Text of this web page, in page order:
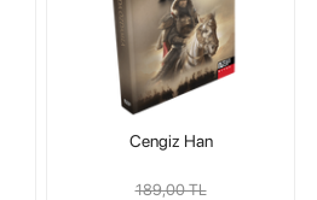
orijinal metin ve sıfır kitaplardır.
İade Garantili Olarak Kapınıza
5 )
Cengiz Han
189,00 TL